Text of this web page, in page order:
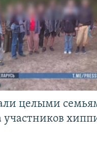
целыми
участников